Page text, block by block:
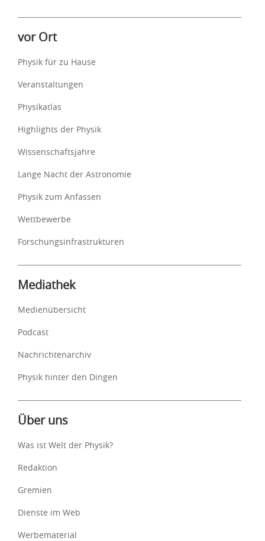
vor Ort
Physik für zu Hause
Veranstaltungen
Physikatlas
Highlights der Physik
Wissenschaftsjahre
Lange Nacht der Astronomie
Physik zum Anfassen
Wettbewerbe
Forschungsinfrastrukturen
Mediathek
Medienübersicht
Podcast
Nachrichtenarchiv
Physik hinter den Dingen
Über uns
Was ist Welt der Physik?
Redaktion
Gremien
Dienste im Web
Werbematerial